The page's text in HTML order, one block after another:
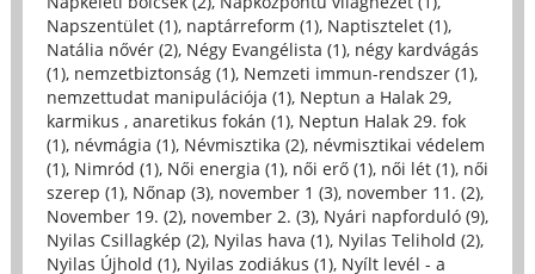
Napszentület (1), naptárreform (1), Naptisztelet (1),
Natália nővér (2), Négy Evangélista (1), négy kardvágás
(1), nemzetbiztonság (1), Nemzeti immun-rendszer (1),
nemzettudat manipulációja (1), Neptun a Halak 29,
karmikus , anaretikus fokán (1), Neptun Halak 29. fok
(1), névmágia (1), Névmisztika (2), névmisztikai védelem
(1), Nimród (1), Női energia (1), női erő (1), női lét (1), női
szerep (1), Nőnap (3), november 1 (3), november 11. (2),
November 19. (2), november 2. (3), Nyári napforduló (9),
Nyilas Csillagkép (2), Nyilas hava (1), Nyilas Telihold (2),
Nyilas Újhold (1), Nyilas zodiákus (1), Nyílt levél - a